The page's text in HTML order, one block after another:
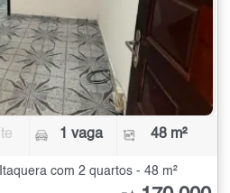
1 vaga 48 m²
com 2 quartos - 48 m²